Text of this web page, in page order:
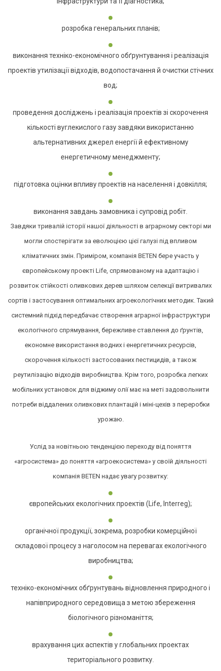
розробка генеральних планів;
виконання техніко-економічного обґрунтування і реалізація
проектів утилізації відходів, водопостачання й очистки стічних
вод;
проведення досліджень і реалізація проектів зі скорочення
кількості вуглекислого газу завдяки використанню
альтернативних джерел енергії й ефективному
енергетичному менеджменту;
підготовка оцінки впливу проектів на населення і довкілля;
виконання завдань замовника і супровід робіт.
Завдяки тривалій історії нашої діяльності в аграрному секторі ми
могли спостерігати за еволюцією цієї галузі під впливом
кліматичних змін. Приміром, компанія BETEN бере участь у
європейському проекті Life, спрямованому на адаптацію і
розвиток стійкості оливкових дерев шляхом селекції витривалих
сортів і застосування оптимальних агроекологічних методик. Такий
системний підхід передбачає створення аграрної інфраструктури
екологічного спрямування, бережливе ставлення до ґрунтів,
економне використання водних і енергетичних ресурсів,
скорочення кількості застосованих пестицидів, а також
реутилізацію відходів виробництва. Крім того, розробка легких
мобільних установок для віджиму олії має на меті задовольнити
потреби віддалених оливкових плантацій і міні-цехів з переробки
урожаю.
Услід за новітньою тенденцією переходу від поняття
«агросистема» до поняття «агроекосистема» у своїй діяльності
компанія BETEN надає увагу розвитку:
європейських екологічних проектів (Life, Interreg);
органічної продукції, зокрема, розробки комерційної
складової процесу з наголосом на перевагах екологічного
виробництва;
техніко-економічних обґрунтувань відновлення природного і
напівприродного середовища з метою збереження
біологічного різноманіття;
врахування цих аспектів у глобальних проектах
територіального розвитку.